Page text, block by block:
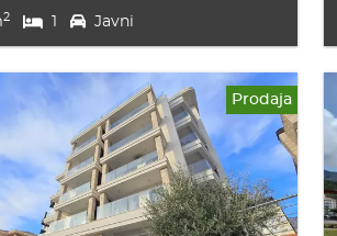
2 1 Javni
Prodaja